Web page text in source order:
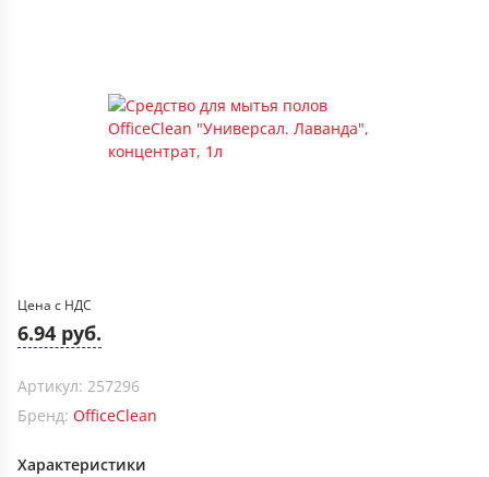
Цена с НДС
6.94 руб.
Артикул: 257296
Бренд: OfficeClean
Характеристики